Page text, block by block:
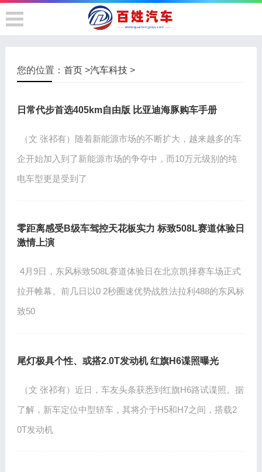
您的位置： 首页>汽车科技>
日常代步首选405km自由版 比亚迪海豚购车手册
（文 张祁有）随着新能源市场的不断扩大，越来越多的车
企开始加入到了新能源市场的争夺中，而10万元级别的纯
电车型更是受到了
零距离感受B级车驾控天花板实力 标致508L赛道体验日
激情上演
4月9日，东风标致508L赛道体验日在北京凯择赛车场正式
拉开帷幕。前几日以0 2秒圈速优势战胜法拉利488的东风标
致50
尾灯极具个性、或搭2.0T发动机 红旗H6谍照曝光
（文 张祁有）近日，车友头条获悉到红旗H6路试谍照。据
了解，新车定位中型轿车，其将介于H5和H7之间，搭载2
0T发动机